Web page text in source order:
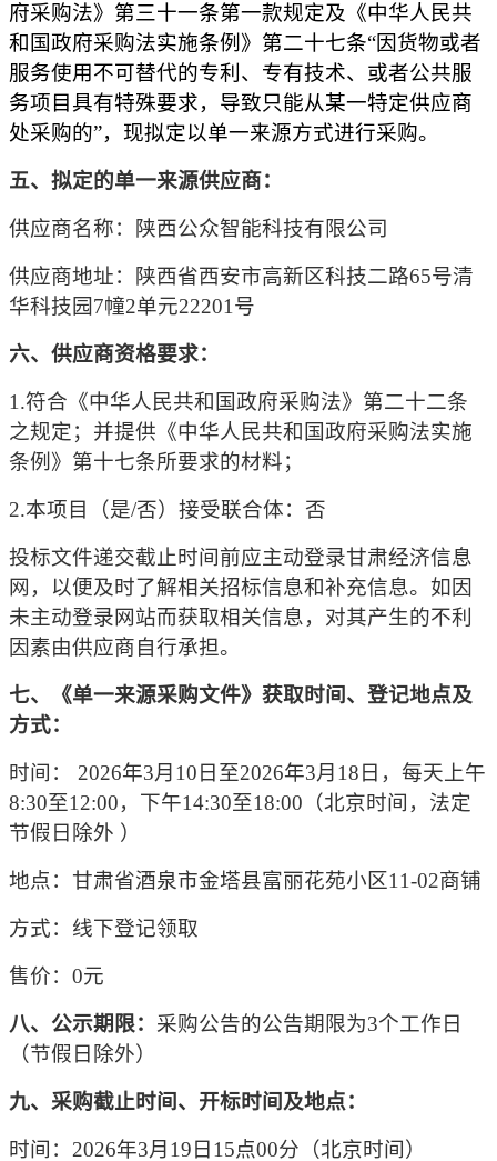
府采购法》第三十一条第一款规定及《中华人民共
和国政府采购法实施条例》第二十七条“因货物或者
服务使用不可替代的专利、专有技术、或者公共服
务项目具有特殊要求，导致只能从某一特定供应商
处采购的”，现拟定以单一来源方式进行采购。
五、拟定的单一来源供应商：
供应商名称：陕西公众智能科技有限公司
供应商地址：陕西省西安市高新区科技二路65号清
华科技园7幢2单元22201号
六、供应商资格要求：
1.符合《中华人民共和国政府采购法》第二十二条
之规定；并提供《中华人民共和国政府采购法实施
条例》第十七条所要求的材料；
2.本项目（是/否）接受联合体：否
投标文件递交截止时间前应主动登录甘肃经济信息
网 ，以便及时了解相关招标信息和补充信息。如因
未主动登录网站而获取相关信息，对其产生的不利
因素由供应商自行承担。
七、《单一来源采购文件》获取时间、登记地点及
方式：
时间： 2026年3月 10 日至2026年3月 18 日，每天上午
8:30至12:00，下午14:30至18:00（北京时间，法定
节假日除外 ）
地点： 甘肃省酒泉市金塔县富丽花苑小区11-02商铺
方式： 线下登记领取
售价： 0元
八、公示期限： 采购公告的公告期限为3个工作日
（节假日除外）
九、采购截止时间、开标时间及地点：
时间： 2026年3月 19 日 15点00分（北京时间）